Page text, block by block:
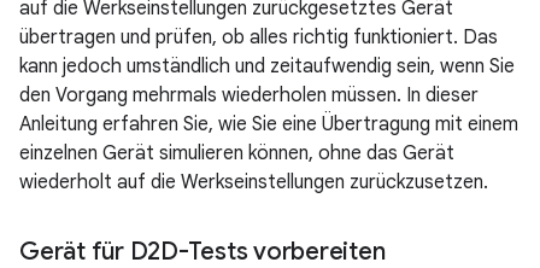
auf die Werkseinstellungen zurückgesetztes Gerät
übertragen und prüfen, ob alles richtig funktioniert. Das
kann jedoch umständlich und zeitaufwendig sein, wenn Sie
den Vorgang mehrmals wiederholen müssen. In dieser
Anleitung erfahren Sie, wie Sie eine Übertragung mit einem
einzelnen Gerät simulieren können, ohne das Gerät
wiederholt auf die Werkseinstellungen zurückzusetzen.
Gerät für D2D-Tests vorbereiten